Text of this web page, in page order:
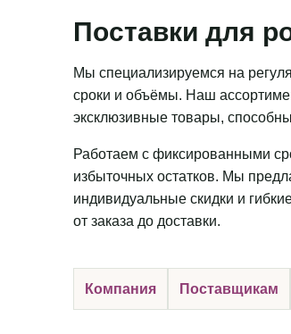
Поставки для
Мы специализируемся на
сроки и объёмы. Наш
эксклюзивные товары,
Работаем с фиксированными
избыточных остатков. Мы
индивидуальные скидки и
от заказа до доставки.
Компания Поставщикам